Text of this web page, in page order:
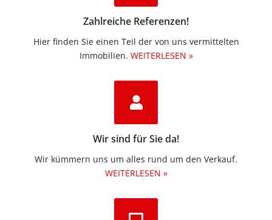
Zahlreiche Referenzen!
Hier finden Sie einen Teil der von uns vermittelten
Immobilien.​ WEITERLESEN »
Wir sind für Sie da!
Wir kümmern uns um alles rund um den Verkauf.
WEITERLESEN »